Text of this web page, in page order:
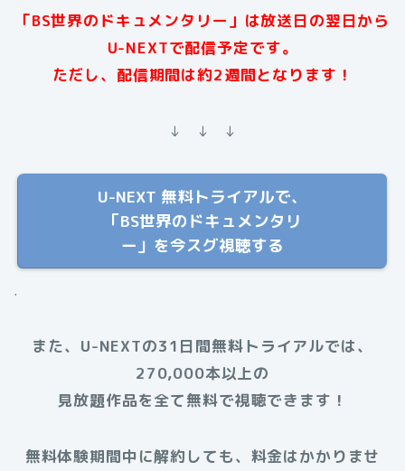
「BS世界のドキュメンタリー」は放送日の翌日から
U-NEXTで配信予定です。
ただし、配信期間は約2週間となります！
↓ ↓ ↓
U-NEXT 無料トライアルで、
「BS世界のドキュメンタリ
ー」を今スグ視聴する
.
また、U-NEXTの31日間無料トライアルでは、
270,000本以上の
見放題作品を全て無料で視聴できます！
無料体験期間中に解約しても、料金はかかりませ